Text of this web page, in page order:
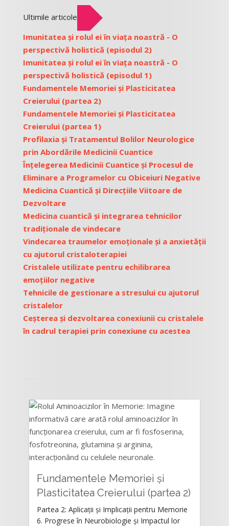
Ultimile articole
Imunitatea și rolul ei în viața noastră - O
perspectivă holistică (episodul 2)
Imunitatea și rolul ei în viața noastră - O
perspectivă holistică (episodul 1)
Fundamentele Memoriei și Plasticitatea
Creierului (partea 2)
Fundamentele Memoriei și Plasticitatea
Creierului (partea 1)
Profilaxia și Tratamentul Bolilor Neurologice
prin Abordările Medicinii Cuantice
Înțelegerea Medicinii Cuantice și Procesul de
Eliminare a Programelor cu Obiceiuri Negative
Medicina Cuantică și Direcțiile Viitoare de
Dezvoltare
Medicina cuantică și integrarea tehnicilor
tradiționale de vindecare
Vindecarea traumelor emoționale și a anxietății
cu ajutorul cristaloterapiei
Cristalele utilizate pentru echilibrarea
emoțiilor negative
Tehnicile de gestionare a stresului cu ajutorul
cristalelor
Ceșterea și dezvoltarea conexiunii cu cristalele
în cadrul terapiei prin conexiune cu acestea
Rating:
Fundamentele Memoriei și
Plasticitatea Creierului (partea 2)
Partea 2: Aplicații și Implicații pentru Memorie
6. Progrese în Neurobiologie și Impactul lor